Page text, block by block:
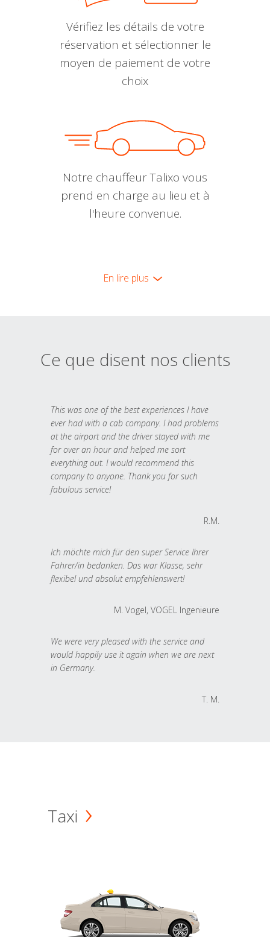
Vérifiez les détails de votre
réservation et sélectionner le
moyen de paiement de votre
choix
Notre chauffeur Talixo vous
prend en charge au lieu et à
l'heure convenue.
En lire plus
Ce que disent nos clients
This was one of the best experiences I have
ever had with a cab company. I had problems
at the airport and the driver stayed with me
for over an hour and helped me sort
everything out. I would recommend this
company to anyone. Thank you for such
fabulous service!
R.M.
Ich möchte mich für den super Service Ihrer
Fahrer/in bedanken. Das war Klasse, sehr
flexibel und absolut empfehlenswert!
M. Vogel, VOGEL Ingenieure
We were very pleased with the service and
would happily use it again when we are next
in Germany.
T. M.
Taxi